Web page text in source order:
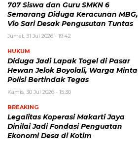
707 Siswa dan Guru SMKN 6
Semarang Diduga Keracunan MBG,
Vio Sari Desak Pengusutan Tuntas
Jumat, 31 Jul 2026 - 19:42
HUKUM
Diduga Jadi Lapak Togel di Pasar
Hewan Jelok Boyolali, Warga Minta
Polisi Bertindak Tegas
Kamis, 30 Jul 2026 - 15:30
BREAKING
Legalitas Koperasi Makarti Jaya
Dinilai Jadi Fondasi Penguatan
Ekonomi Desa di Kotim